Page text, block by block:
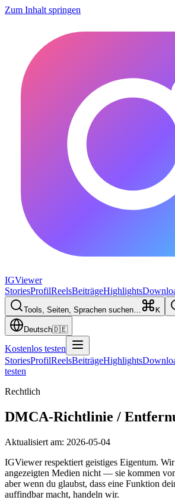
Zum Inhalt springen
IGViewer
StoriesProfilReelsBeiträgeHighlights
Tools, Seiten, Sprachen suchen… K
Deutsch🇩🇪
Kostenlos testen
StoriesProfilReelsBeiträgeHighlights
testen
Rechtlich
DMCA-Richtlinie /
Aktualisiert am: 2026-05-04
IGViewer respektiert geistiges Eigentum.
angezeigten Medien nicht — sie kommen
aber wenn du glaubst, dass eine Funktion
auffindbar macht, handeln wir.